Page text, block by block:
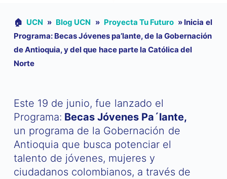
🏠︎ UCN » Blog UCN » Proyecta Tu Futuro » Inicia el
Programa: Becas Jóvenes pa’lante, de la Gobernación
de Antioquia, y del que hace parte la Católica del
Norte
Este 19 de junio, fue lanzado el
Programa: Becas Jóvenes Pa´lante,
un programa de la Gobernación de
Antioquia que busca potenciar el
talento de jóvenes, mujeres y
ciudadanos colombianos, a través de